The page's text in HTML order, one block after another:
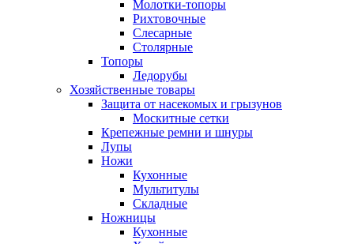
Молотки-топоры
Рихтовочные
Слесарные
Столярные
Топоры
Ледорубы
Хозяйственные товары
Защита от насекомых и грызунов
Москитные сетки
Крепежные ремни и шнуры
Лупы
Ножи
Кухонные
Мультитулы
Складные
Ножницы
Кухонные